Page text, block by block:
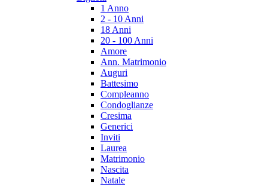
1 Anno
2 - 10 Anni
18 Anni
20 - 100 Anni
Amore
Ann. Matrimonio
Auguri
Battesimo
Compleanno
Condoglianze
Cresima
Generici
Inviti
Laurea
Matrimonio
Nascita
Natale